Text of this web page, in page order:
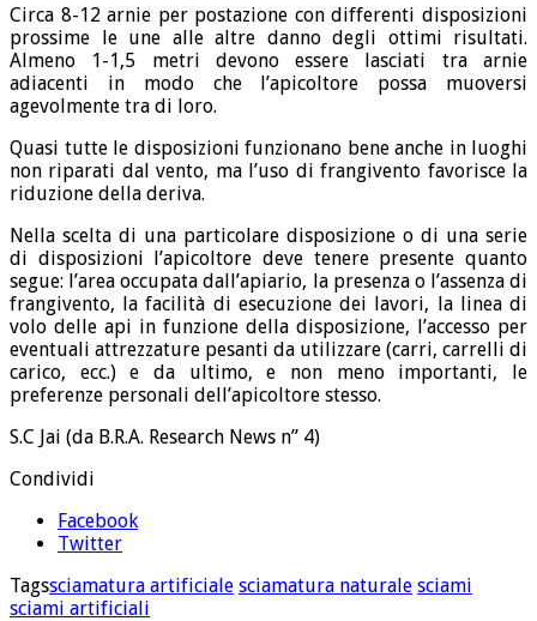
Circa 8-12 arnie per postazione con differenti disposizioni
prossime le une alle altre danno degli ottimi risultati.
Almeno 1-1,5 metri devono essere lasciati tra arnie
adiacenti in modo che l’apicoltore possa muoversi
agevolmente tra di loro.
Quasi tutte le disposizioni funzionano bene anche in luoghi
non riparati dal vento, ma l’uso di frangivento favorisce la
riduzione della deriva.
Nella scelta di una particolare disposizione o di una serie
di disposizioni l’apicoltore deve tenere presente quanto
segue: l’area occupata dall’apiario, la presenza o l’assenza di
frangivento, la facilità di esecuzione dei lavori, la linea di
volo delle api in funzione della disposizione, l’accesso per
eventuali attrezzature pesanti da utilizzare (carri, carrelli di
carico, ecc.) e da ultimo, e non meno importanti, le
preferenze personali dell’apicoltore stesso.
S.C Jai (da B.R.A. Research News n” 4)
Condividi
Facebook
Twitter
Tagssciamatura artificiale sciamatura naturale sciami
sciami artificiali